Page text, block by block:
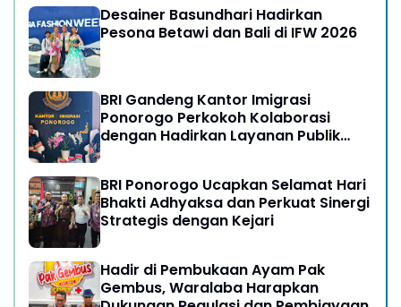
Desainer Basundhari Hadirkan
Pesona Betawi dan Bali di IFW 2026
BRI Gandeng Kantor Imigrasi
Ponorogo Perkokoh Kolaborasi
dengan Hadirkan Layanan Publik
BRI Ponorogo Ucapkan Selamat Hari
Bhakti Adhyaksa dan Perkuat Sinergi
Strategis dengan Kejari
Hadir di Pembukaan Ayam Pak
Gembus, Waralaba Harapkan